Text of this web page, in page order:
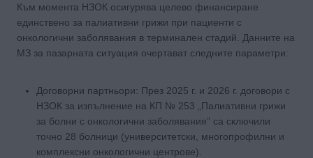
Към момента НЗОК осигурява целево финансиране
единствено за палиативни грижи при пациенти с
онкологични заболявания в терминален стадий. Данните на
МЗ за пазарната ситуация очертават следните параметри:
Договорни партньори: През 2025 г. и 2026 г. договори с
НЗОК за изпълнение на КП № 253 „Палиативни грижи
за болни с онкологични заболявания” са сключили
точно 28 болници (университетски, многопрофилни и
комплексни онкологични центрове).